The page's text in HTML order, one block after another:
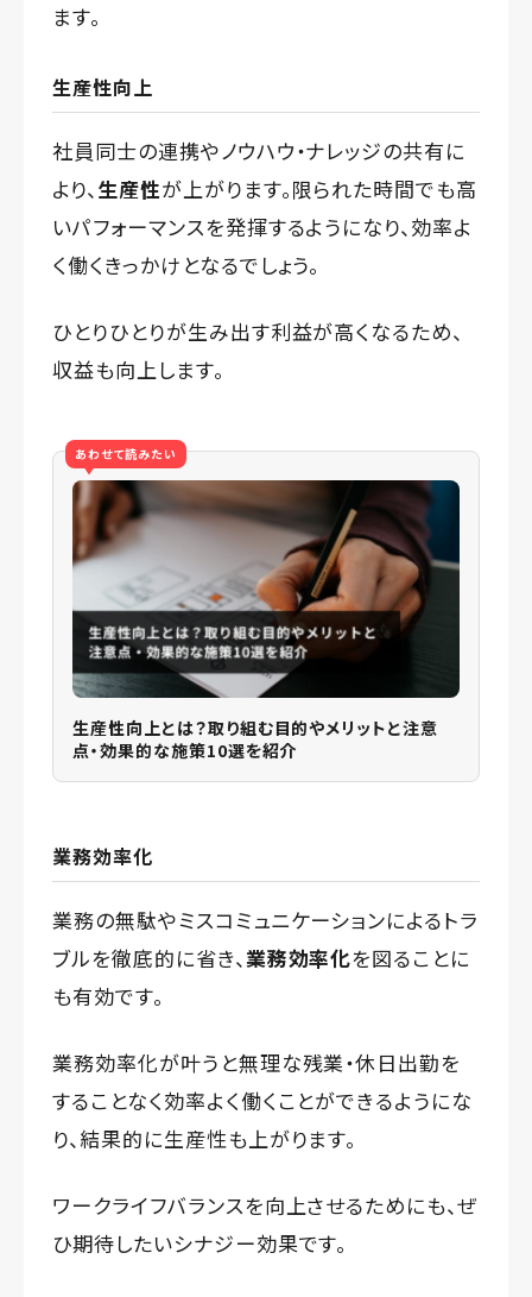
ます。
生産性向上
社員同士の連携やノウハウ・ナレッジの共有に
より、生産性が上がります。限られた時間でも高
いパフォーマンスを発揮するようになり、効率よ
く働くきっかけとなるでしょう。
ひとりひとりが生み出す利益が高くなるため、
収益も向上します。
あわせて読みたい
生産性向上とは？取り組む目的やメリットと注意
点・効果的な施策10選を紹介
業務効率化
業務の無駄やミスコミュニケーションによるトラ
ブルを徹底的に省き、 業務効率化を図ることに
も有効です。
業務効率化が叶うと無理な残業・休日出勤を
することなく効率よく働くことができるようにな
り、結果的に生産性も上がります。
ワークライフバランスを向上させるためにも、ぜ
ひ期待したいシナジー効果です。